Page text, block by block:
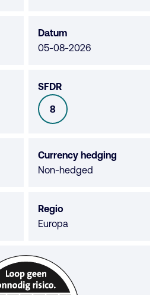
Datum
05-08-2026
SFDR
SFDR
8
Currency hedging
Non-hedged
Regio
Europa